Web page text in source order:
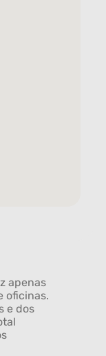
apenas
oficinas.
e dos